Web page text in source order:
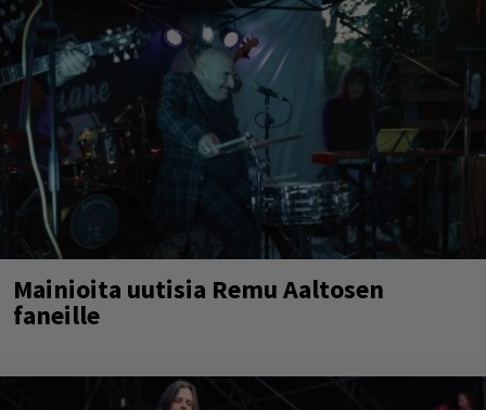
Mainioita uutisia Remu Aaltosen
faneille